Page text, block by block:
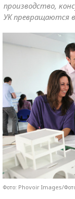
производство,
УК превращаются
Фото: Phovoir Images/